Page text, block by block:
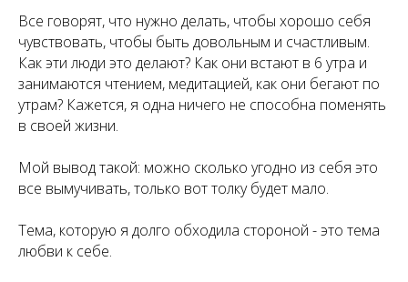
Все говорят, что нужно делать, чтобы хорошо себя
чувствовать, чтобы быть довольным и счастливым.
Как эти люди это делают? Как они встают в 6 утра и
занимаются чтением, медитацией, как они бегают по
утрам? Кажется, я одна ничего не способна поменять
в своей жизни.
Мой вывод такой: можно сколько угодно из себя это
все вымучивать, только вот толку будет мало.
Тема, которую я долго обходила стороной - это тема
любви к себе.